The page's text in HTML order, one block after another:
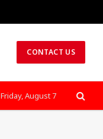
CONTACT US
Friday, August 7